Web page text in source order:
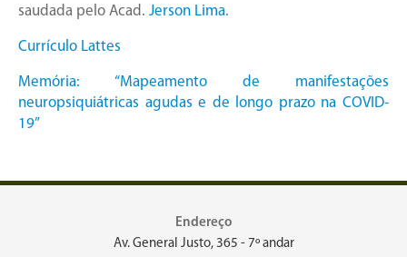
saudada pelo Acad. Jerson Lima.
Currículo Lattes
Memória: “Mapeamento de manifestações
neuropsiquiátricas agudas e de longo prazo na COVID-
19”
Endereço
Av. General Justo, 365 - 7º andar